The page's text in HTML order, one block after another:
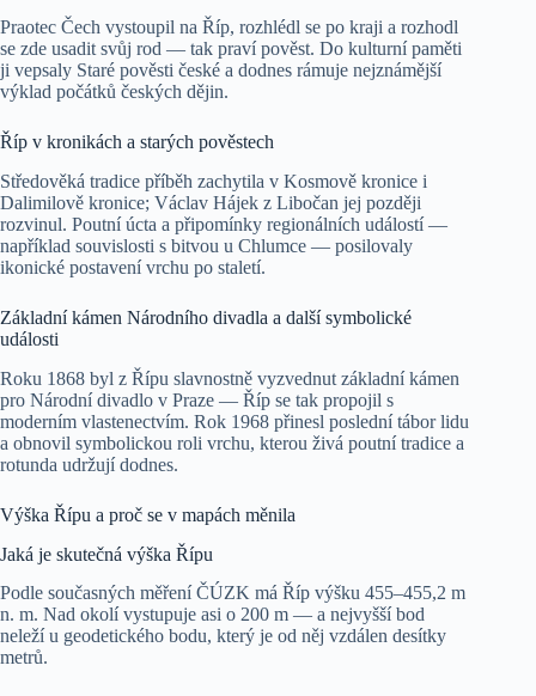
Praotec Čech vystoupil na Říp, rozhlédl se po kraji a rozhodl
se zde usadit svůj rod — tak praví pověst. Do kulturní paměti
ji vepsaly Staré pověsti české a dodnes rámuje nejznámější
výklad počátků českých dějin.
Říp v kronikách a starých pověstech
Středověká tradice příběh zachytila v Kosmově kronice i
Dalimilově kronice; Václav Hájek z Libočan jej později
rozvinul. Poutní úcta a připomínky regionálních událostí —
například souvislosti s bitvou u Chlumce — posilovaly
ikonické postavení vrchu po staletí.
Základní kámen Národního divadla a další symbolické
události
Roku 1868 byl z Řípu slavnostně vyzvednut základní kámen
pro Národní divadlo v Praze — Říp se tak propojil s
moderním vlastenectvím. Rok 1968 přinesl poslední tábor lidu
a obnovil symbolickou roli vrchu, kterou živá poutní tradice a
rotunda udržují dodnes.
Výška Řípu a proč se v mapách měnila
Jaká je skutečná výška Řípu
Podle současných měření ČÚZK má Říp výšku 455–455,2 m
n. m. Nad okolí vystupuje asi o 200 m — a nejvyšší bod
neleží u geodetického bodu, který je od něj vzdálen desítky
metrů.